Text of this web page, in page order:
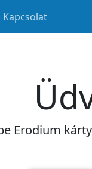
Kapcsolat
Erodium